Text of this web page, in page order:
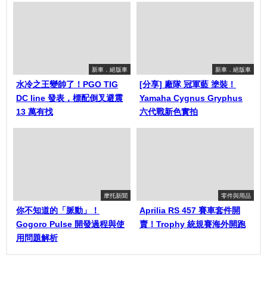
新車．絕版車
水冷之王變帥了！PGO TIG
DC line 發表，標配倒叉避震
13 萬有找
新車．絕版車
[分享] 廠隊 冠軍藍 塗裝！
Yamaha Cygnus Gryphus
六代戰新色實拍
摩托新聞
你不知道的「脈動」！
Gogoro Pulse 開發過程與使
用問題解析
零件與用品
Aprilia RS 457 賽車套件開
賣！Trophy 統規賽海外開跑